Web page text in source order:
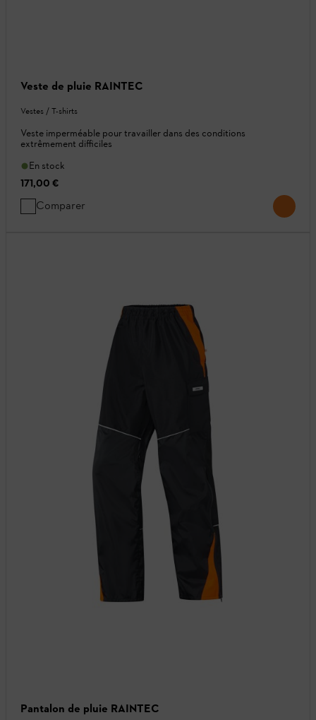
Veste de pluie RAINTEC
Vestes / T-shirts
Veste imperméable pour travailler dans des conditions
extrêmement difficiles
En stock
171,00 €
Comparer
Pantalon de pluie RAINTEC